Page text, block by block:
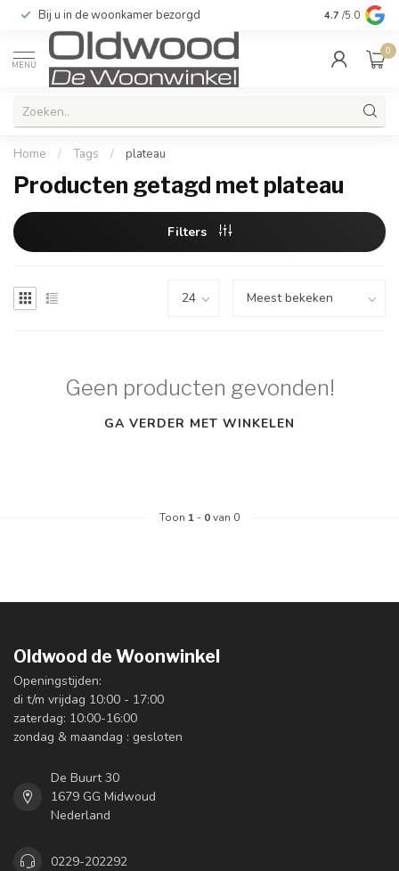
Bij u in de woonkamer bezorgd Kwaliteit &
4.7 /5.0
MENU
0
Home / Tags / plateau
Producten getagd met plateau
Filters
Geen producten gevonden!
GA VERDER MET WINKELEN
Toon 1 - 0van 0
Oldwood de Woonwinkel
Openingstijden:
di t/m vrijdag 10:00 - 17:00
zaterdag: 10:00-16:00
zondag & maandag : gesloten
De Buurt 30
1679 GG Midwoud
Nederland
0229-202292